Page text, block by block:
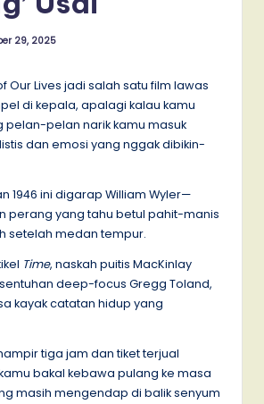
29, 2025
Our Lives jadi salah satu film lawas
di kepala, apalagi kalau kamu
pelan-pelan narik kamu masuk
dan emosi yang nggak dibikin-
1946 ini digarap William Wyler—
perang yang tahu betul pahit-manis
setelah medan tempur.
Time, naskah puitis MacKinlay
deep-focus Gregg Toland,
kayak catatan hidup yang
tiga jam dan tiket terjual
bakal kebawa pulang ke masa
masih mengendap di balik senyum